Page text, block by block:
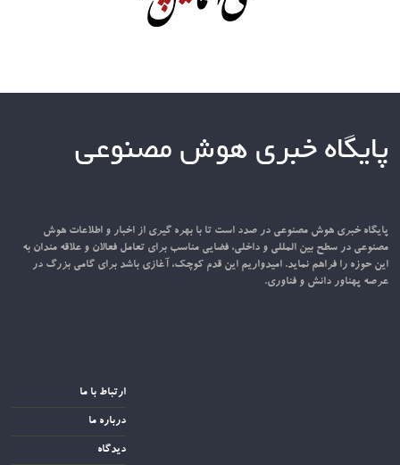
پایگاه خبری هوش مصنوعی
پایگاه خبری هوش مصنوعی در صدد است تا با بهره گیری از اخبار و اطلاعات هوش
مصنوعی در سطح بین المللی و داخلی، فضایی مناسب برای تعامل فعالان و علاقه مندان به
این حوزه را فراهم نماید. امیدواریم این قدم کوچک، آغازی باشد برای گامی بزرگ در
عرصه پهناور دانش و فناوری.
ارتباط با ما
درباره ما
دیدگاه